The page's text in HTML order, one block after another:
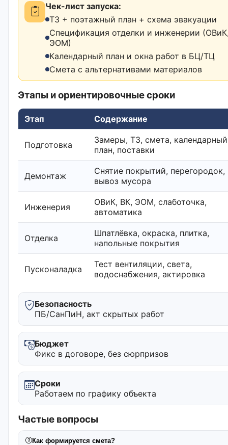
Чек-лист запуска:
ТЗ + поэтажный план + схема эвакуации
Спецификация отделки и инженерии
ЭОМ)
Календарный план и окна работ в БЦ/ТЦ
Смета с альтернативами материалов
Этапы и ориентировочные сроки
Этап Содержание
Подготовка
Замеры, ТЗ, смета, календарный
план, поставки
Демонтаж
Снятие покрытий, перегородок,
вывоз мусора
Инженерия
ОВиК, ВК, ЭОМ, слаботочка,
автоматика
Отделка
Шпатлёвка, окраска, плитка,
напольные покрытия
Пусконаладка
Тест вентиляции, света,
водоснабжения, актировка
Безопасность
ПБ/СанПиН, акт скрытых работ
Бюджет
Фикс в договоре, без сюрпризов
Сроки
Работаем по графику объекта
Частые вопросы
Как формируется смета?